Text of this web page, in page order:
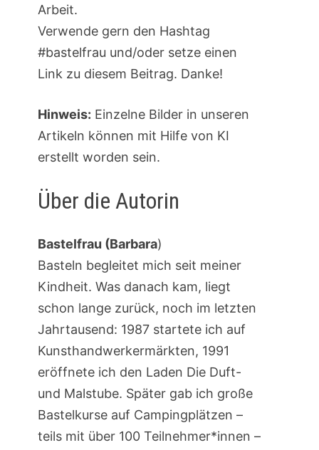
Arbeit.
Verwende gern den Hashtag
#bastelfrau und/oder setze einen
Link zu diesem Beitrag. Danke!
Hinweis: Einzelne Bilder in unseren
Artikeln können mit Hilfe von KI
erstellt worden sein.
Über die Autorin
Bastelfrau (Barbara)
Basteln begleitet mich seit meiner
Kindheit. Was danach kam, liegt
schon lange zurück, noch im letzten
Jahrtausend: 1987 startete ich auf
Kunsthandwerkermärkten, 1991
eröffnete ich den Laden Die Duft-
und Malstube. Später gab ich große
Bastelkurse auf Campingplätzen –
teils mit über 100 Teilnehmer*innen –